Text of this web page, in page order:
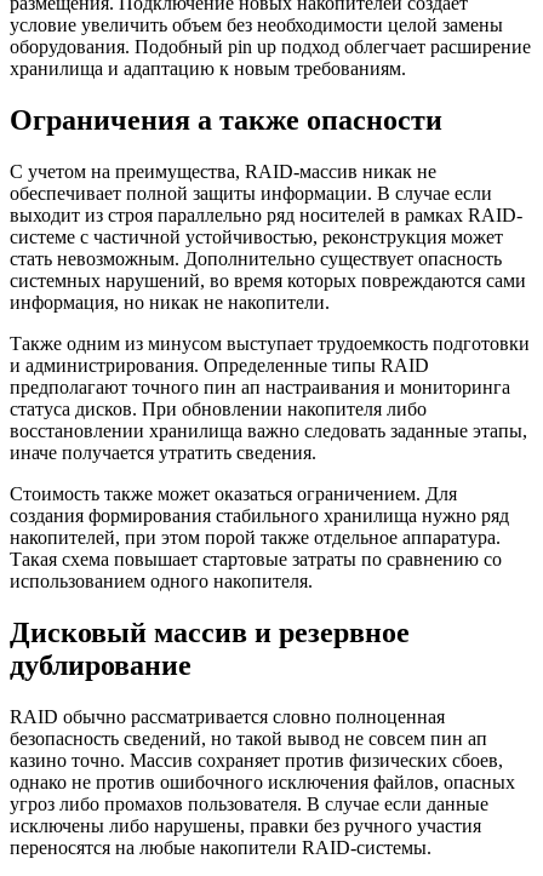
условие увеличить объем без необходимости целой замены
оборудования. Подобный pin up подход облегчает расширение
хранилища и адаптацию к новым требованиям.
Ограничения а также опасности
С учетом на преимущества, RAID-массив никак не
обеспечивает полной защиты информации. В случае если
выходит из строя параллельно ряд носителей в рамках RAID-
системе с частичной устойчивостью, реконструкция может
стать невозможным. Дополнительно существует опасность
системных нарушений, во время которых повреждаются сами
информация, но никак не накопители.
Также одним из минусом выступает трудоемкость подготовки
и администрирования. Определенные типы RAID
предполагают точного пин ап настраивания и мониторинга
статуса дисков. При обновлении накопителя либо
восстановлении хранилища важно следовать заданные этапы,
иначе получается утратить сведения.
Стоимость также может оказаться ограничением. Для
создания формирования стабильного хранилища нужно ряд
накопителей, при этом порой также отдельное аппаратура.
Такая схема повышает стартовые затраты по сравнению со
использованием одного накопителя.
Дисковый массив и резервное
дублирование
RAID обычно рассматривается словно полноценная
безопасность сведений, но такой вывод не совсем пин ап
казино точно. Массив сохраняет против физических сбоев,
однако не против ошибочного исключения файлов, опасных
угроз либо промахов пользователя. В случае если данные
исключены либо нарушены, правки без ручного участия
переносятся на любые накопители RAID-системы.